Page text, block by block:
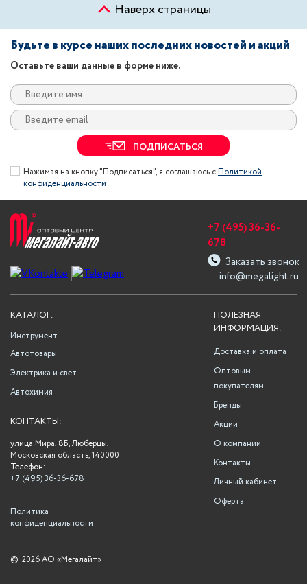
Наверх страницы
Будьте в курсе наших последних новостей и акций
Оставьте ваши данные в форме ниже.
ПОДПИСАТЬСЯ
Нажимая на кнопку "Подписаться", я соглашаюсь сПолитикой
конфиденциальности
info@megalight.ru
+7 (495) 36-36-
678
Заказать звонок
ПОЛЕЗНАЯ
ИНФОРМАЦИЯ:
Доставка и оплата
Оптовым
покупателям
Бренды
Акции
О компании
Контакты
Личный кабинет
Оферта
КАТАЛОГ:
Инструмент
Автотовары
Электрика и свет
Автохимия
КОНТАКТЫ:
улица Мира, 8Б, Люберцы,
Московская область, 140000
Телефон:
+7 (495) 36-36-678
Политика
конфиденциальности
© 2026 АО «Мегалайт»